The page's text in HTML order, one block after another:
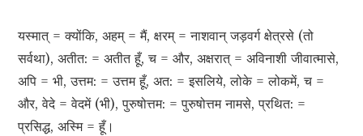
यस्मात् = क्योंकि, अहम् = मैं, क्षरम् = नाशवान् जड़वर्ग क्षेत्रसे (तो
सर्वथा), अतीत: = अतीत हूँ, च = और, अक्षरात् = अविनाशी जीवात्मासे,
अपि = भी, उत्तम: = उत्तम हूँ, अत: = इसलिये, लोके = लोकमें, च =
और, वेदे = वेदमें (भी), पुरुषोत्तम: = पुरुषोत्तम नामसे, प्रथित: =
प्रसिद्ध, अस्मि = हूँ।